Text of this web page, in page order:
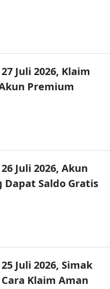
Juli 2026, Klaim
Premium
Juli 2026, Akun
Dapat Saldo Gratis
Juli 2026, Simak
Klaim Aman